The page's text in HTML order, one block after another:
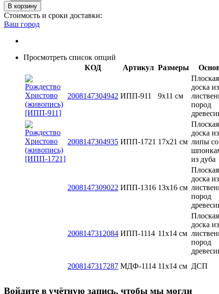
В корзину
Стоимость и сроки доставки:
Ваш город
Просмотреть список опций
КОД
Артикул Размеры
2008147304942 ИПП-911 9х11 см
Плоская
доска из
пород
2008147304935 ИПП-1721 17х21 см
Плоская
доска из
липы со
из дуба
2008147309022 ИПП-1316 13x16 см
Плоская
доска из
пород
2008147312084 ИПП-1114 11х14 см
Плоская
доска из
пород
2008147317287 МДФ-1114 11х14 см ДСП
Войдите в учётную запись, чтобы мы могли